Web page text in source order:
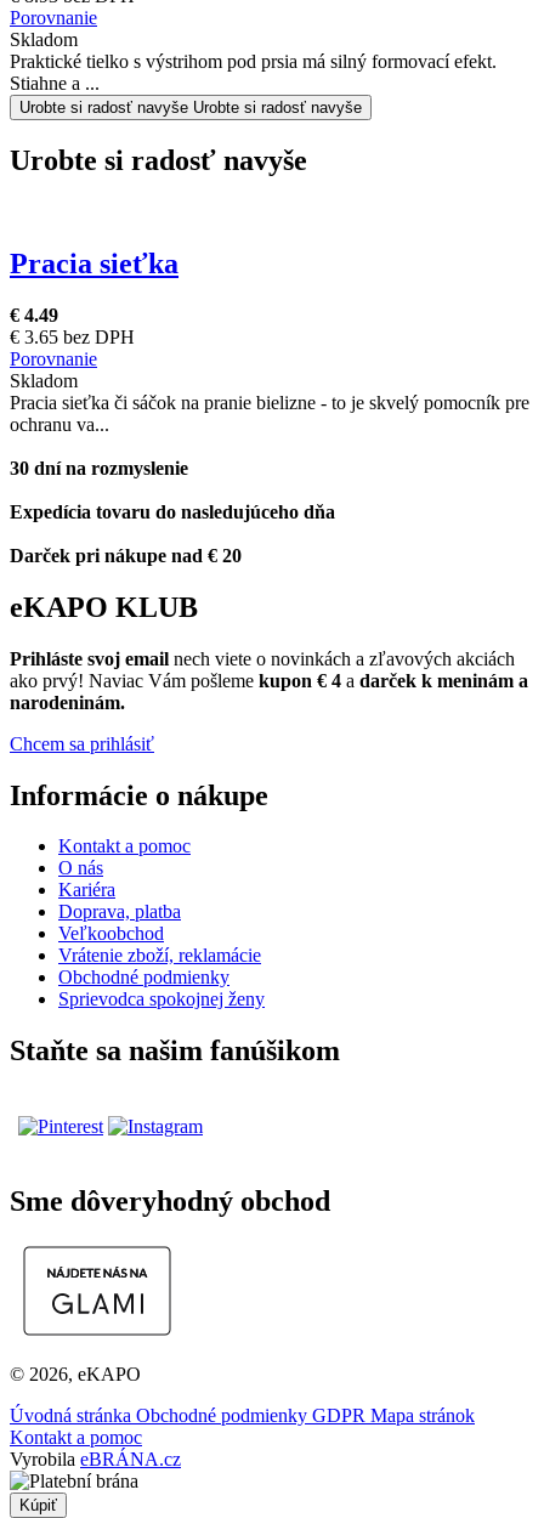
Porovnanie
Skladom
Praktické tielko s výstrihom pod prsia má silný formovací efekt.
Stiahne a ...
Urobte si radosť navyše Urobte si radosť navyše
Urobte si radosť navyše
Pracia sieťka
€ 4.49
€ 3.65 bez DPH
Porovnanie
Skladom
Pracia sieťka či sáčok na pranie bielizne - to je skvelý pomocník pre
ochranu va...
30 dní na rozmyslenie
Expedícia tovaru do nasledujúceho dňa
Darček pri nákupe nad € 20
eKAPO KLUB
Prihláste svoj email nech viete o novinkách a zľavových akciách
ako prvý! Naviac Vám pošleme kupon € 4 a darček k meninám a
narodeninám.
Chcem sa prihlásiť
Informácie o nákupe
Kontakt a pomoc
O nás
Kariéra
Doprava, platba
Veľkoobchod
Vrátenie zboží, reklamácie
Obchodné podmienky
Sprievodca spokojnej ženy
Staňte sa našim fanúšikom
Sme dôveryhodný obchod
© 2026, eKAPO
Úvodná stránka Obchodné podmienky GDPR Mapa stránok
Kontakt a pomoc
Vyrobila eBRÁNA.cz
Kúpiť